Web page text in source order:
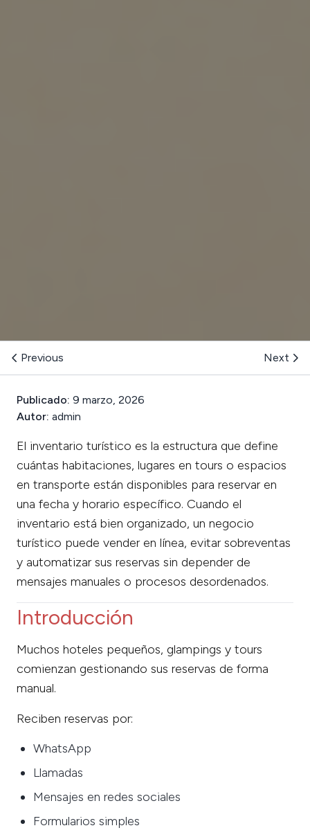
Previous Next
Publicado: 9 marzo, 2026
Autor: admin
El inventario turístico es la estructura que define
cuántas habitaciones, lugares en tours o espacios
en transporte están disponibles para reservar en
una fecha y horario específico. Cuando el
inventario está bien organizado, un negocio
turístico puede vender en línea, evitar sobreventas
y automatizar sus reservas sin depender de
mensajes manuales o procesos desordenados.
Introducción
Muchos hoteles pequeños, glampings y tours
comienzan gestionando sus reservas de forma
manual.
Reciben reservas por:
WhatsApp
Llamadas
Mensajes en redes sociales
Formularios simples